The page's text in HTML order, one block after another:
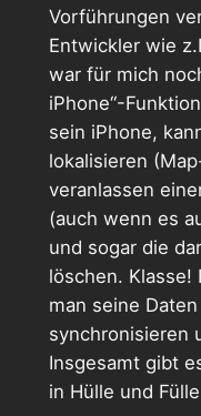
Vorführungen
Entwickler wie
war für mich
iPhone“-
sein iPhone,
lokalisieren
veranlassen
(auch wenn es
und sogar die
löschen. Klasse!
man seine
synchronisieren
Insgesamt gibt
in Hülle und